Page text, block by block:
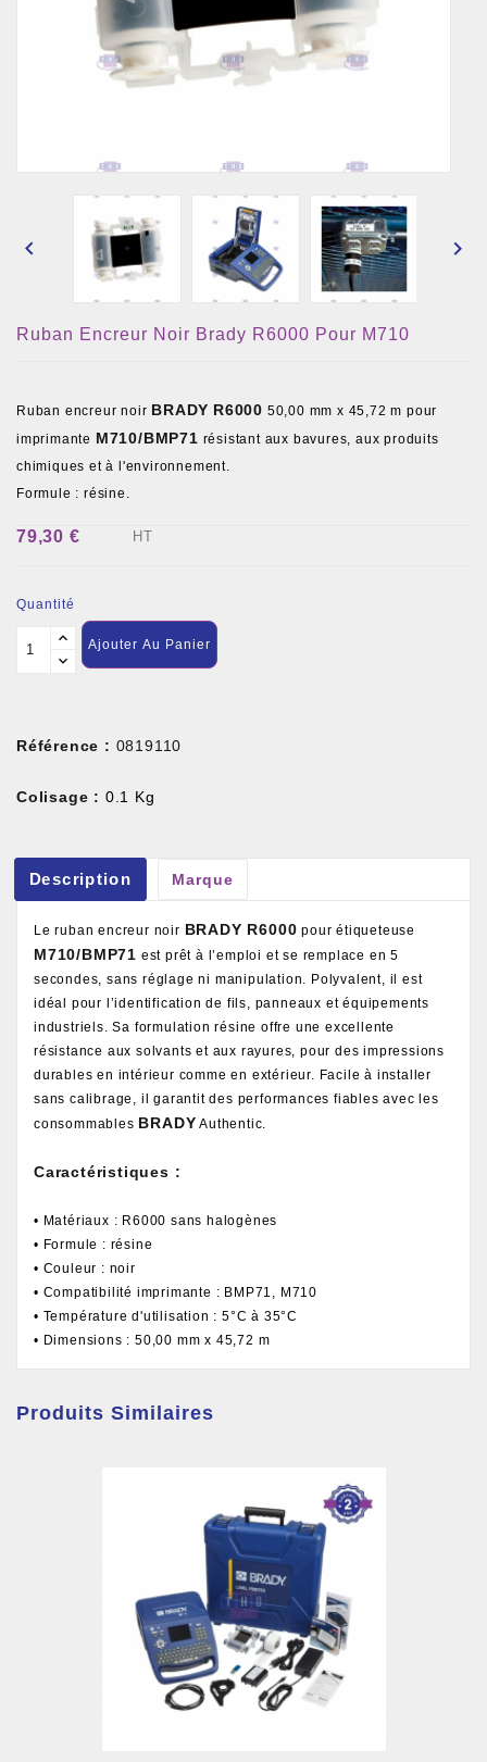
 
Ruban Encreur Noir Brady R6000 Pour M710
Ruban encreur noir BRADY R6000 50,00 mm x 45,72 m pour
imprimante M710/BMP71 résistant aux bavures, aux produits
chimiques et à l'environnement.
Formule : résine.
79,30 € HT
Quantité
Ajouter Au Panier
Référence : 0819110
Colisage : 0.1 Kg
Description Marque
Le ruban encreur noir BRADY R6000 pour étiqueteuse
M710/BMP71 est prêt à l’emploi et se remplace en 5
secondes, sans réglage ni manipulation. Polyvalent, il est
idéal pour l’identification de fils, panneaux et équipements
industriels. Sa formulation résine offre une excellente
résistance aux solvants et aux rayures, pour des impressions
durables en intérieur comme en extérieur. Facile à installer
sans calibrage, il garantit des performances fiables avec les
consommables BRADY Authentic.
Caractéristiques :
• Matériaux : R6000 sans halogènes
• Formule : résine
• Couleur : noir
• Compatibilité imprimante : BMP71, M710
• Température d'utilisation : 5°C à 35°C
• Dimensions : 50,00 mm x 45,72 m
Produits Similaires